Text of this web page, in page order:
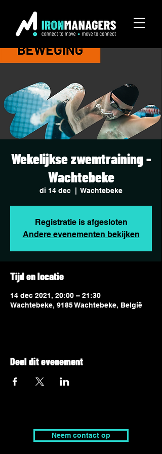
Wekelijkse zwemtraining -
Wachtebeke
di 14 dec
  |
Wachtebeke
Registratie is afgesloten
Andere evenementen bekijken
Tijd en locatie
14 dec 2021, 20:00 – 21:30
Wachtebeke, 9185 Wachtebeke, België
Deel dit evenement
Neem contact op